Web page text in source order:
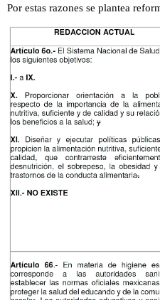
Por estas razones se plantea